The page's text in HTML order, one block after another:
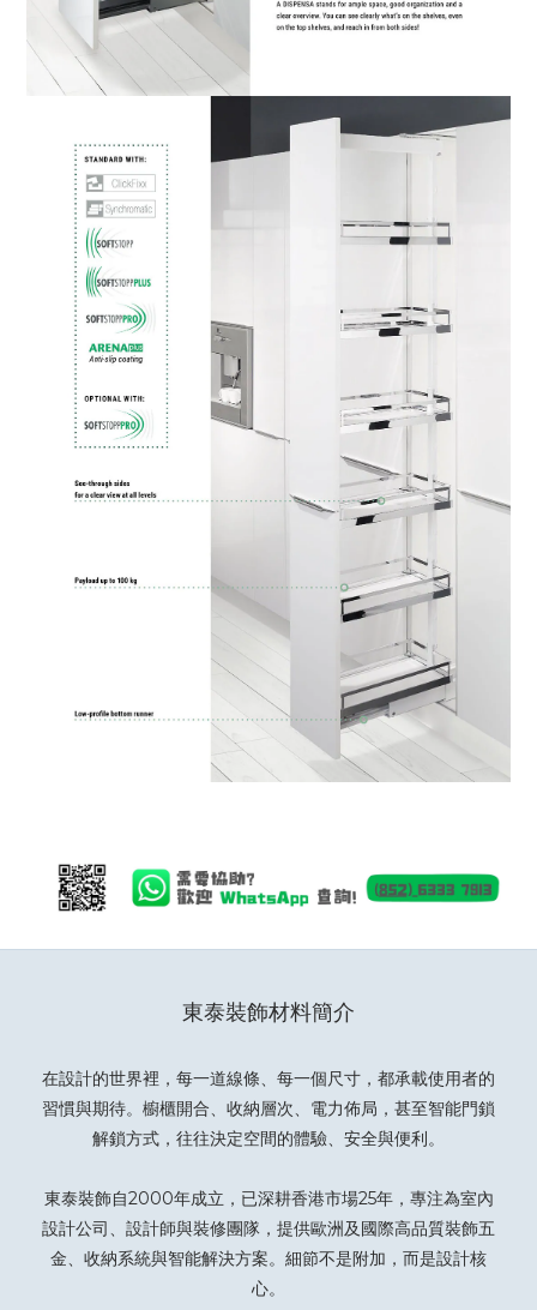
東泰裝飾材料簡介
在設計的世界裡，每一道線條、每一個尺寸，都承載使用者的
習慣與期待。櫥櫃開合、收納層次、電力佈局，甚至智能門鎖
解鎖方式，往往決定空間的體驗、安全與便利。
東泰裝飾自2000年成立，已深耕香港市場25年，專注為室內
設計公司、設計師與裝修團隊，提供歐洲及國際高品質裝飾五
金、收納系統與智能解決方案。細節不是附加，而是設計核
心。